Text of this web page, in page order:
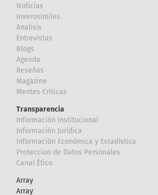
Noticias
Inverosímiles
Analisis
Entrevistas
Blogs
Agenda
Reseñas
Magazine
Mentes Críticas
Transparencia
Información Institucional
Información Jurídica
Información Económica y Estadística
Proteccion de Datos Personales
Canal Ético
Array
Array